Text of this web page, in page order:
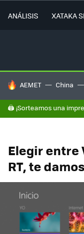
ANÁLISIS XATAKA
HOY SE HABLA DE
AEMET China
🖨️ ¡Sorteamos una
Elegir entre
RT, te